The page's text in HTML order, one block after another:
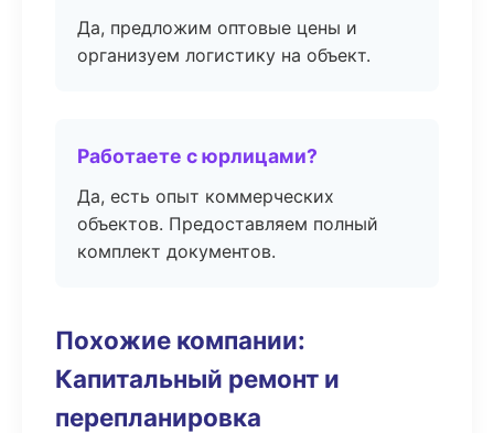
Да, предложим оптовые цены и
организуем логистику на объект.
Работаете с юрлицами?
Да, есть опыт коммерческих
объектов. Предоставляем полный
комплект документов.
Похожие компании:
Капитальный ремонт и
перепланировка